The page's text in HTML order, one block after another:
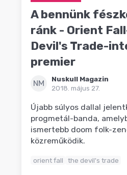
A bennünk
ránk - Orient
Devil's Trade-
premier
NM
Nuskull Magazin
2018. május 27.
Újabb súlyos dallal
progmetál-banda,
ismertebb doom folk-
közreműködik.
orient fall the devil's trade